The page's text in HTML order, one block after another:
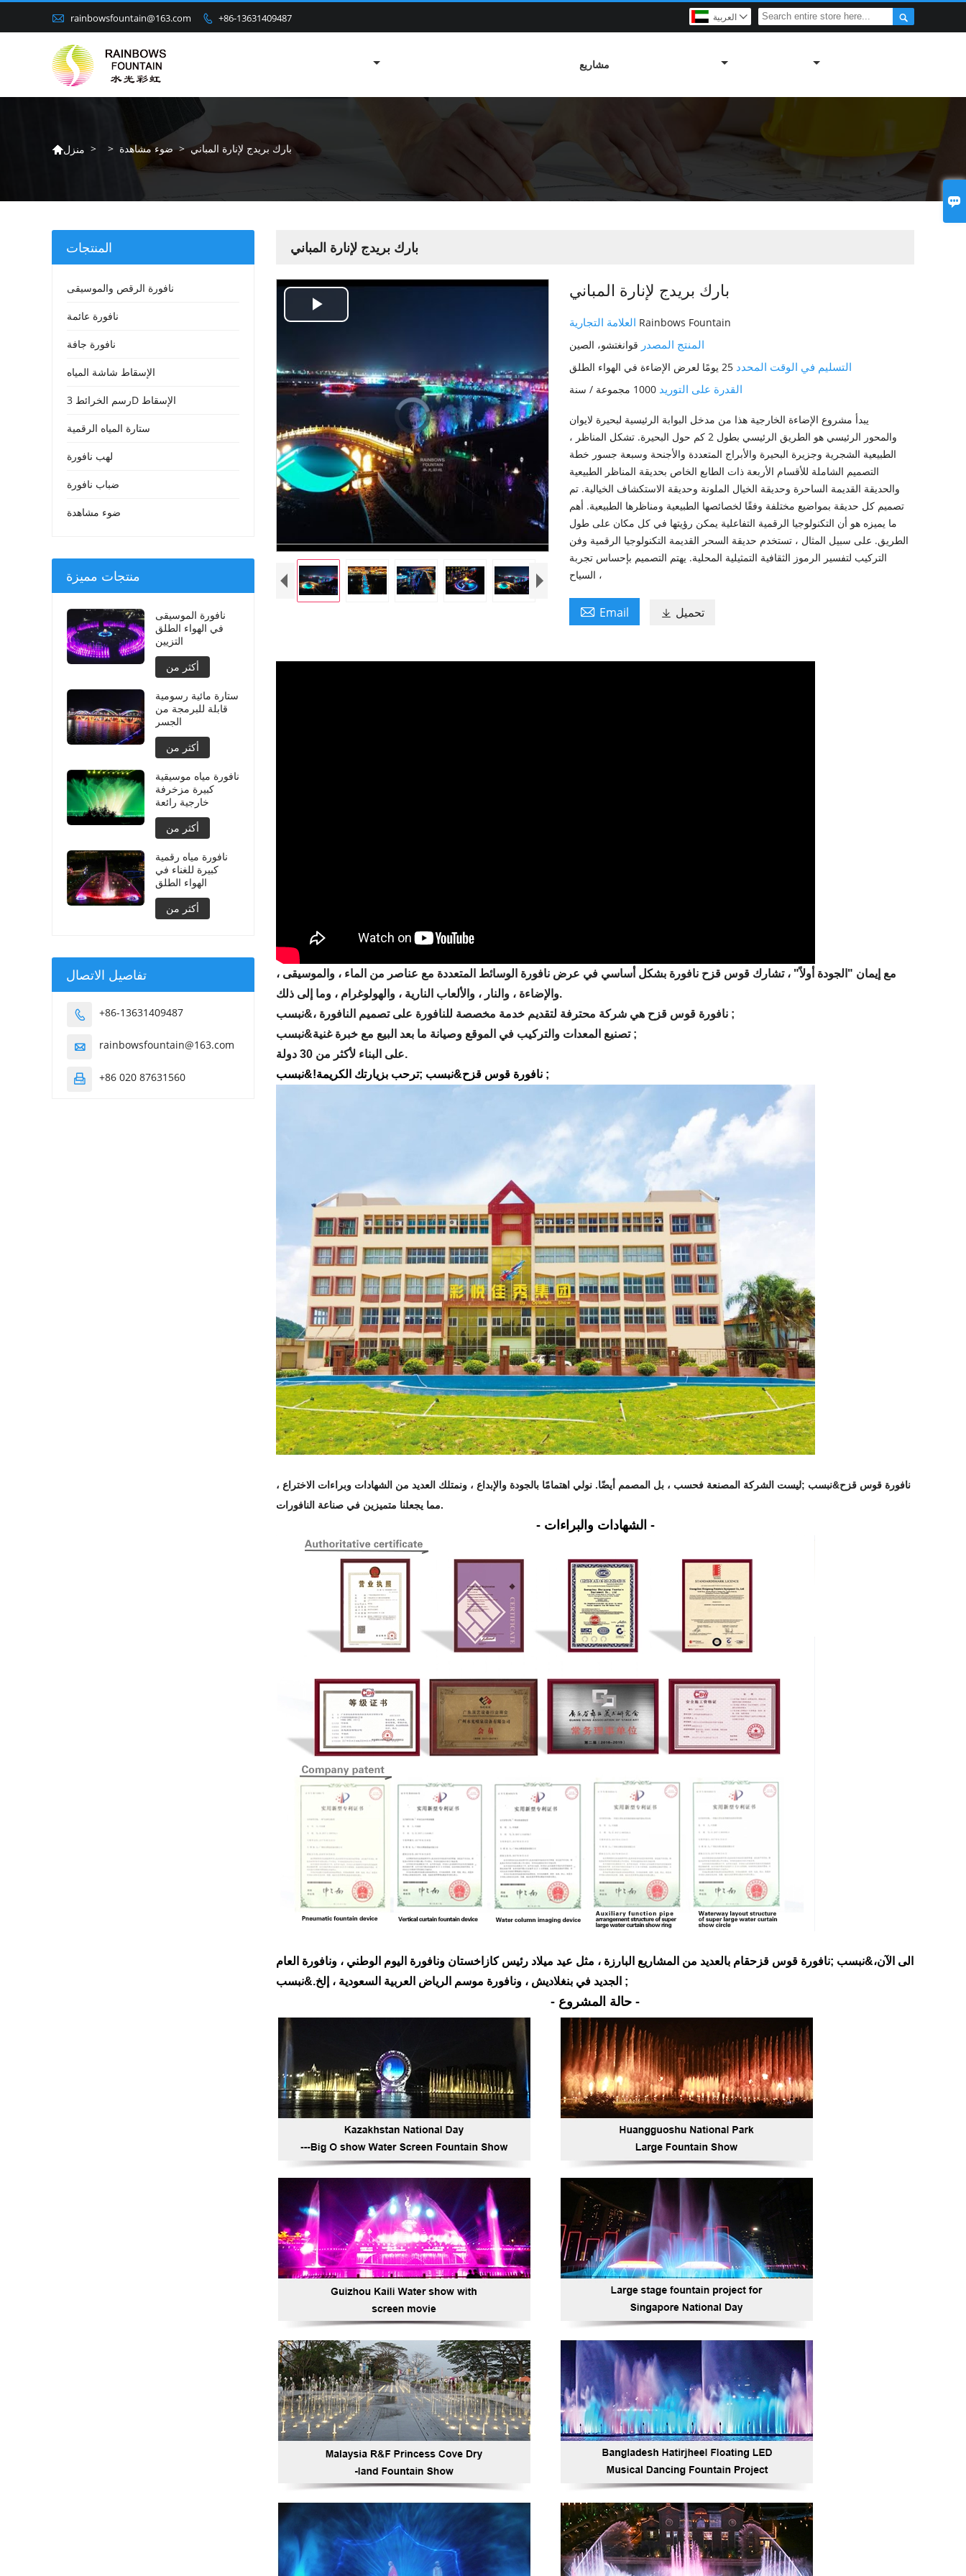

 rainbowsfountain@163.com  +86-13631409487  العربية 
مشاريع
منزل > > ضوء مشاهدة > بارك بريدج لإنارة المباني
بارك بريدج لإنارة المباني
Video
Player
loading.
Play
Video
بارك بريدج لإنارة المباني
Rainbows Fountain
المنتج المصدر قوانغتشو، الصين
التسليم في الوقت المحدد 25 يومًا لعرض الإضاءة في الهواء الطلق
القدرة على التوريد 1000 مجموعة / سنة
يبدأ مشروع الإضاءة الخارجية هذا من مدخل البوابة الرئيسية لبحيرة لايوان
، والمحور الرئيسي هو الطريق الرئيسي بطول 2 كم حول البحيرة. تشكل المناظر
الطبيعية الشجرية وجزيرة البحيرة والأبراج المتعددة والأجنحة وسبعة جسور خطة
التصميم الشاملة للأقسام الأربعة ذات الطابع الخاص بحديقة المناظر الطبيعية
والحديقة القديمة الساحرة وحديقة الخيال الملونة وحديقة الاستكشاف الخيالية. تم
تصميم كل حديقة بمواضيع مختلفة وفقًا لخصائصها الطبيعية ومناظرها الطبيعية. أهم
ما يميزه هو أن التكنولوجيا الرقمية التفاعلية يمكن رؤيتها في كل مكان على طول
الطريق. على سبيل المثال ، تستخدم حديقة السحر القديمة التكنولوجيا الرقمية وفن
التركيب لتفسير الرموز الثقافية التمثيلية المحلية. يهتم التصميم بإحساس تجربة
السياح ،
 Email  تحميل
مع إيمان "الجودة أولاً" ، تشارك قوس قزح نافورة بشكل أساسي في عرض نافورة الوسائط المتعددة مع عناصر من الماء ، والموسيقى ،
والإضاءة ، والنار ، والألعاب النارية ، والهولوغرام ، وما إلى ذلك.
نافورة قوس قزح هي شركة محترفة لتقديم خدمة مخصصة للنافورة على تصميم النافورة ،&نبسب ;
تصنيع المعدات والتركيب في الموقع وصيانة ما بعد البيع مع خبرة غنية&نبسب ;
على البناء لأكثر من 30 دولة.
نافورة قوس قزح &نبسب ;ترحب بزيارتك الكريمة!&نبسب ;
نافورة قوس قزح&نبسب ;ليست الشركة المصنعة فحسب ، بل المصمم أيضًا. نولي اهتمامًا بالجودة والإبداع ، ونمتلك العديد من الشهادات وبراءات الاختراع ،
مما يجعلنا متميزين في صناعة النافورات.
- الشهادات والبراءات -
الى الآن،&نبسب ;نافورة قوس قزحقام بالعديد من المشاريع البارزة ، مثل عيد ميلاد رئيس كازاخستان ونافورة اليوم الوطني ، ونافورة العام
الجديد في بنغلاديش ، ونافورة موسم الرياض العربية السعودية ، إلخ.&نبسب ;
- حالة المشروع -
المنتجات
نافورة الرقص والموسيقى
نافورة عائمة
نافورة جافة
الإسقاط شاشة المياه
رسم الخرائط 3D الإسقاط
ستارة المياه الرقمية
لهب نافورة
ضباب نافورة
ضوء مشاهدة
منتجات مميزة
نافورة الموسيقى
في الهواء الطلق
التزيين
أكثر من
ستارة مائية رسومية
قابلة للبرمجة من
الجسر
أكثر من
نافورة مياه موسيقية
كبيرة مزخرفة
خارجية رائعة
أكثر من
نافورة مياه رقمية
كبيرة للغناء في
الهواء الطلق
أكثر من
تفاصيل الاتصال
 +86-13631409487
 rainbowsfountain@163.com
 +86 020 87631560